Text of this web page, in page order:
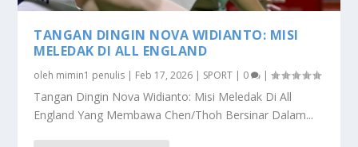
TANGAN DINGIN NOVA WIDIANTO: MISI
MELEDAK DI ALL ENGLAND
oleh mimin1 penulis | Feb 17, 2026 | SPORT | 0 |
Tangan Dingin Nova Widianto: Misi Meledak Di All
England Yang Membawa Chen/Thoh Bersinar Dalam...